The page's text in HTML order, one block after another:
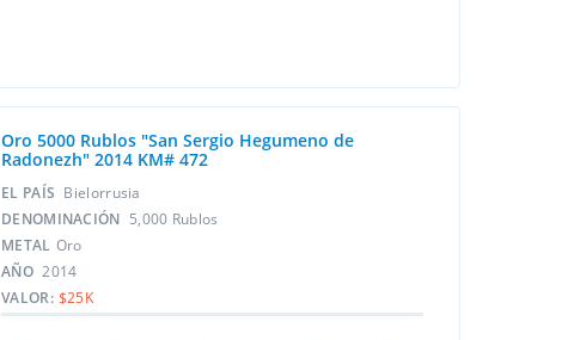
Oro 5000 Rublos "San Sergio Hegumeno de
Radonezh" 2014 KM# 472
EL PAÍS Bielorrusia
DENOMINACIÓN 5,000 Rublos
METAL Oro
AÑO 2014
VALOR: $25K